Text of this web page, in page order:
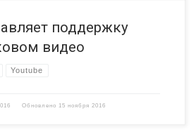
поддержку
видео
Youtube
Обновлено 15 ноября 2016